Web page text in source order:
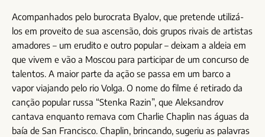
Acompanhados pelo burocrata Byalov, que pretende utilizá-
los em proveito de sua ascensão, dois grupos rivais de artistas
amadores – um erudito e outro popular – deixam a aldeia em
que vivem e vão a Moscou para participar de um concurso de
talentos. A maior parte da ação se passa em um barco a
vapor viajando pelo rio Volga. O nome do filme é retirado da
canção popular russa “Stenka Razin”, que Aleksandrov
cantava enquanto remava com Charlie Chaplin nas águas da
baía de San Francisco. Chaplin, brincando, sugeriu as palavras